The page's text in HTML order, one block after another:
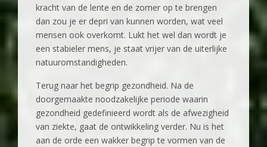
kracht van de lente en de zomer op te brengen
dan zou je er depri van kunnen worden, wat veel
mensen ook overkomt. Lukt het wel dan wordt je
een stabieler mens, je staat vrijer van de uiterlijke
natuuromstandigheden.
Terug naar het begrip gezondheid. Na de
doorgemaakte noodzakelijke periode waarin
gezondheid gedefinieerd wordt als de afwezigheid
van ziekte, gaat de ontwikkeling verder. Nu is het
aan de orde een wakker begrip te vormen van de